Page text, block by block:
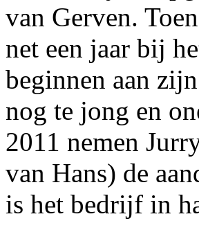
van Gerven.
net een jaar bij
beginnen aan
nog te jong en
2011 nemen
van Hans) de
is het bedrijf in